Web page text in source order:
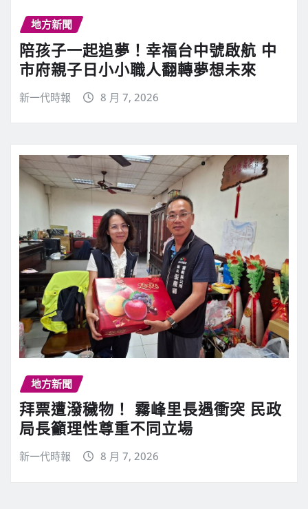
地方新聞
陪孩子一起追夢！幸福台中號啟航 中
市府親子日小小職人翻轉夢想未來
新一代時報 8 月 7, 2026
地方新聞
拜票遭潑穢物！ 霧峰里長遇衝突 民政
局長籲理性尊重不同立場
新一代時報 8 月 7, 2026